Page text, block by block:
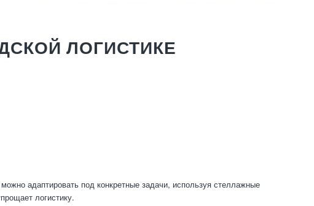
ЛОГИСТИКЕ
адаптировать под конкретные задачи, используя стеллажные
логистику.